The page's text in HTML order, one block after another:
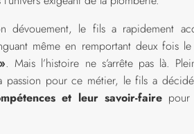
dévouement, le fils a rapidement
même en remportant deux fois
. Mais l’histoire ne s’arrête pas là.
passion pour ce métier, le fils a
et leur savoir-fairepour